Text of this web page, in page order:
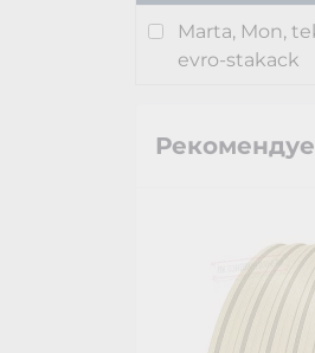
Marta, Mon,
evro-stakack